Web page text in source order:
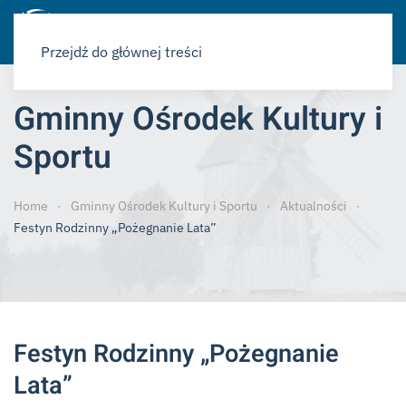
Przejdź do głównej treści
Gminny Ośrodek Kultury i
Sportu
Home Gminny Ośrodek Kultury i Sportu
Aktualności
Festyn Rodzinny „Pożegnanie Lata”
Festyn Rodzinny „Pożegnanie
Lata”